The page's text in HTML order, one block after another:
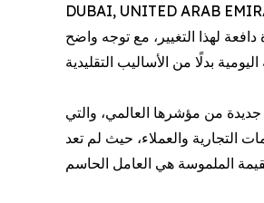
DUBAI, UNITED ARAB
لهذا التغيير، مع توجه واضح
من مؤشرها العالمي، والتي
التجارية والعملاء، حيث لم تعد